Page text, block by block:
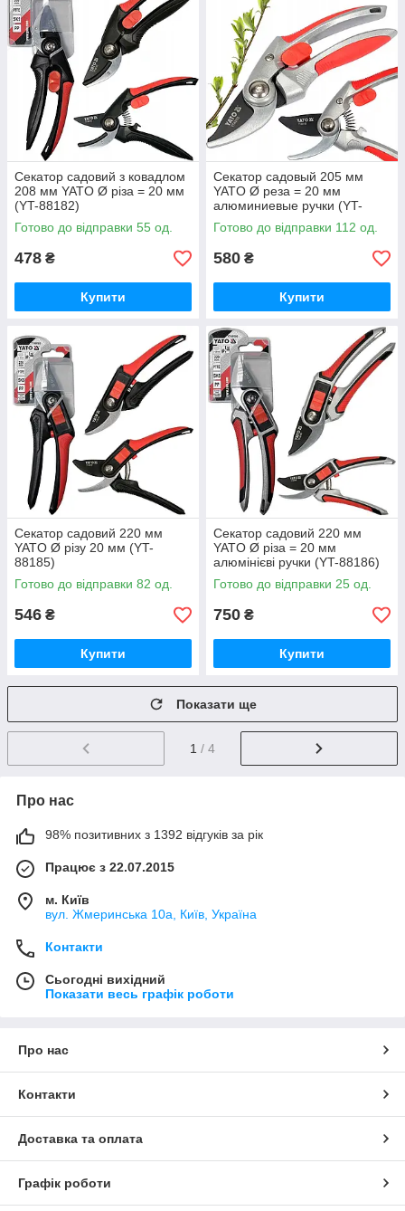
Секатор садовий з ковадлом
208 мм YATO Ø різа = 20 мм
(YT-88182)
Готово до відправки 55 од.
478 ₴
Купити
Секатор садовый 205 мм
YATO Ø реза = 20 мм
алюминиевые ручки (YT-
88183)
Готово до відправки 112 од.
580 ₴
Купити
Секатор садовий 220 мм
YATO Ø різу 20 мм (YT-
88185)
Готово до відправки 82 од.
546 ₴
Купити
Секатор садовий 220 мм
YATO Ø різа = 20 мм
алюмінієві ручки (YT-88186)
Готово до відправки 25 од.
750 ₴
Купити
Показати ще
1 / 4
Про нас
98% позитивних з 1392 відгуків за рік
Працює з 22.07.2015
м. Київ
вул. Жмеринська 10а, Київ, Україна
Контакти
Сьогодні вихідний
Показати весь графік роботи
Про нас
Контакти
Доставка та оплата
Графік роботи